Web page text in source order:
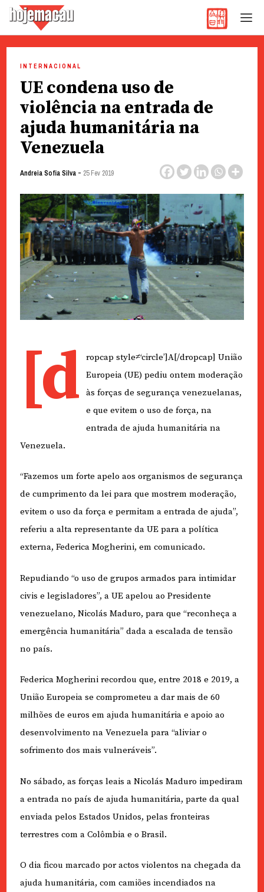
content
INTERNACIONAL
UE condena uso de
violência na entrada de
ajuda humanitária na
Venezuela
Andreia Sofia Silva- 25 Fev 2019
[d
ropcap style≠‘circle’]A[/dropcap] União
Europeia (UE) pediu ontem moderação
às forças de segurança venezuelanas,
e que evitem o uso de força, na
entrada de ajuda humanitária na
Venezuela.
“Fazemos um forte apelo aos organismos de segurança
de cumprimento da lei para que mostrem moderação,
evitem o uso da força e permitam a entrada de ajuda”,
referiu a alta representante da UE para a política
externa, Federica Mogherini, em comunicado.
Repudiando “o uso de grupos armados para intimidar
civis e legisladores”, a UE apelou ao Presidente
venezuelano, Nicolás Maduro, para que “reconheça a
emergência humanitária” dada a escalada de tensão
no país.
Federica Mogherini recordou que, entre 2018 e 2019, a
União Europeia se comprometeu a dar mais de 60
milhões de euros em ajuda humanitária e apoio ao
desenvolvimento na Venezuela para “aliviar o
sofrimento dos mais vulneráveis”.
No sábado, as forças leais a Nicolás Maduro impediram
a entrada no país de ajuda humanitária, parte da qual
enviada pelos Estados Unidos, pelas fronteiras
terrestres com a Colômbia e o Brasil.
O dia ficou marcado por actos violentos na chegada da
ajuda humanitária, com camiões incendiados na